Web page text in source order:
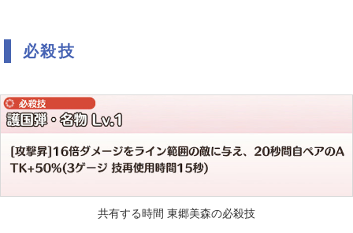
必殺技
共有する時間 東郷美森の必殺技